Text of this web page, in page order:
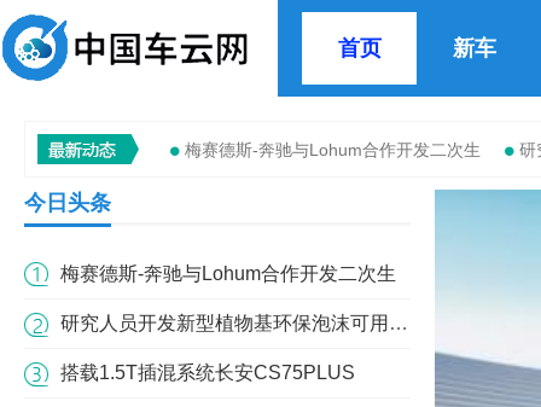
首页 新车
德国汽车，成也中国，困也中国 滴滴旗下
梅赛德斯-奔驰与Lohum合作开发二次生 研
德国汽车，成也中国，困也中国
今日头条
梅赛德斯-奔驰与Lohum合作开发二次生
研究人员开发新型植物基环保泡沫可用于汽车
搭载1.5T插混系统长安CS75PLUS